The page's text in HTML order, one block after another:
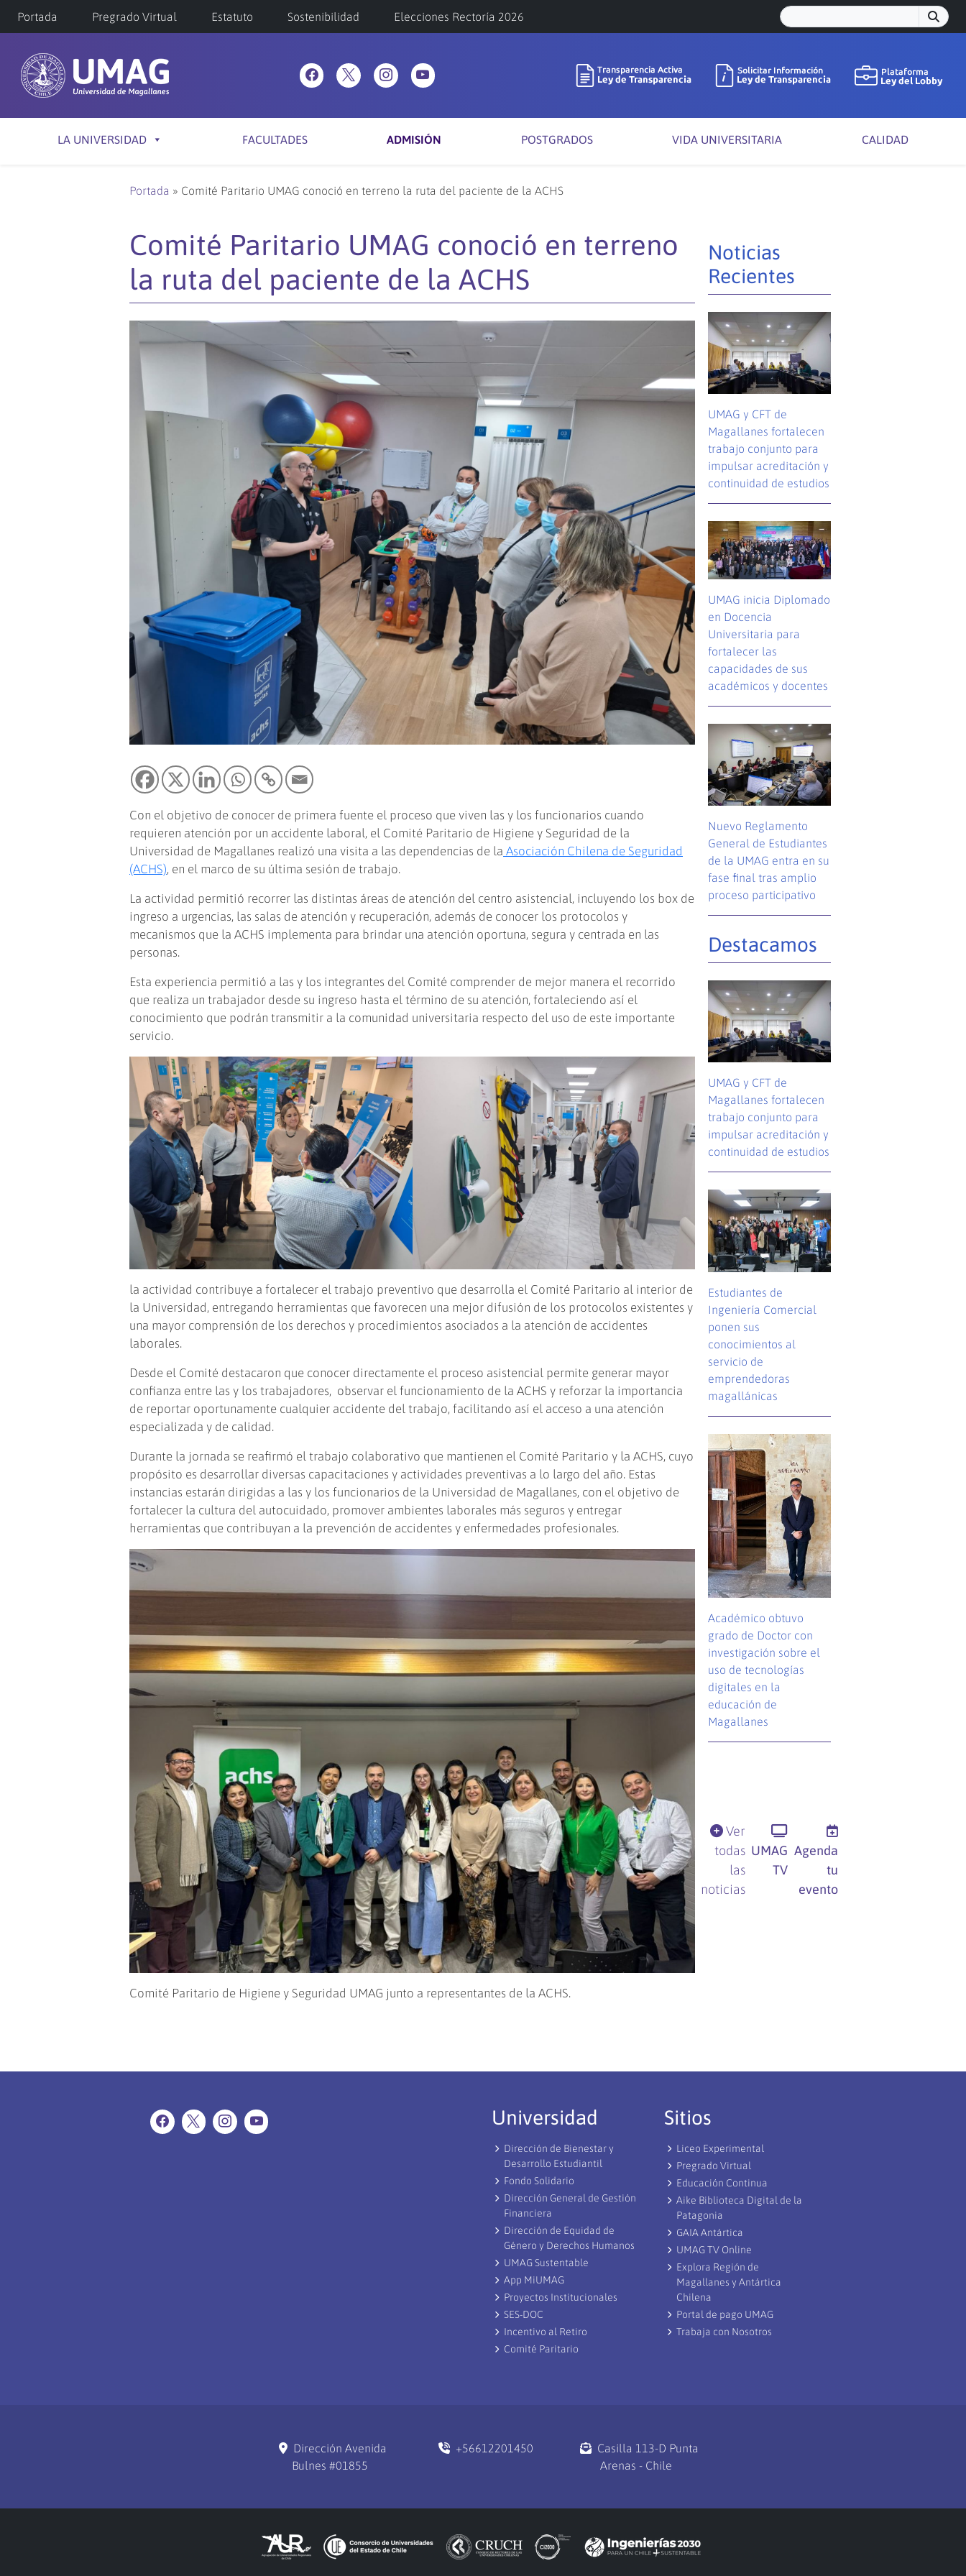
Portada Pregrado Virtual Estatuto Sostenibilidad Elecciones Rectoría 2026
LA UNIVERSIDAD FACULTADES ADMISIÓN POSTGRADOS VIDA UNIVERSITARIA CALIDAD
Portada » Comité Paritario UMAG conoció en terreno la ruta del paciente de la ACHS
Comité Paritario UMAG conoció en terreno
la ruta del paciente de la ACHS
Con el objetivo de conocer de primera fuente el proceso que viven las y los funcionarios cuando
requieren atención por un accidente laboral, el Comité Paritario de Higiene y Seguridad de la
Universidad de Magallanes realizó una visita a las dependencias de la Asociación Chilena de Seguridad
(ACHS), en el marco de su última sesión de trabajo.
La actividad permitió recorrer las distintas áreas de atención del centro asistencial, incluyendo los box de
ingreso a urgencias, las salas de atención y recuperación, además de conocer los protocolos y
mecanismos que la ACHS implementa para brindar una atención oportuna, segura y centrada en las
personas.
Esta experiencia permitió a las y los integrantes del Comité comprender de mejor manera el recorrido
que realiza un trabajador desde su ingreso hasta el término de su atención, fortaleciendo así el
conocimiento que podrán transmitir a la comunidad universitaria respecto del uso de este importante
servicio.
la actividad contribuye a fortalecer el trabajo preventivo que desarrolla el Comité Paritario al interior de
la Universidad, entregando herramientas que favorecen una mejor difusión de los protocolos existentes y
una mayor comprensión de los derechos y procedimientos asociados a la atención de accidentes
laborales.
Desde el Comité destacaron que conocer directamente el proceso asistencial permite generar mayor
confianza entre las y los trabajadores, observar el funcionamiento de la ACHS y reforzar la importancia
de reportar oportunamente cualquier accidente del trabajo, facilitando así el acceso a una atención
especializada y de calidad.
Durante la jornada se reafirmó el trabajo colaborativo que mantienen el Comité Paritario y la ACHS, cuyo
propósito es desarrollar diversas capacitaciones y actividades preventivas a lo largo del año. Estas
instancias estarán dirigidas a las y los funcionarios de la Universidad de Magallanes, con el objetivo de
fortalecer la cultura del autocuidado, promover ambientes laborales más seguros y entregar
herramientas que contribuyan a la prevención de accidentes y enfermedades profesionales.
Comité Paritario de Higiene y Seguridad UMAG junto a representantes de la ACHS.
Noticias
Recientes
UMAG y CFT de
Magallanes fortalecen
trabajo conjunto para
impulsar acreditación y
continuidad de estudios
UMAG inicia Diplomado
en Docencia
Universitaria para
fortalecer las
capacidades de sus
académicos y docentes
Nuevo Reglamento
General de Estudiantes
de la UMAG entra en su
fase final tras amplio
proceso participativo
Destacamos
UMAG y CFT de
Magallanes fortalecen
trabajo conjunto para
impulsar acreditación y
continuidad de estudios
Estudiantes de
Ingeniería Comercial
ponen sus
conocimientos al
servicio de
emprendedoras
magallánicas
Académico obtuvo
grado de Doctor con
investigación sobre el
uso de tecnologías
digitales en la
educación de
Magallanes
Ver
todas
las
noticias
UMAG
TV
Agenda
tu
evento
Universidad
Dirección de Bienestar y
Desarrollo Estudiantil
Fondo Solidario
Dirección General de Gestión
Financiera
Dirección de Equidad de
Género y Derechos Humanos
UMAG Sustentable
App MiUMAG
Proyectos Institucionales
SES-DOC
Incentivo al Retiro
Comité Paritario
Sitios
Liceo Experimental
Pregrado Virtual
Educación Continua
Aike Biblioteca Digital de la
Patagonia
GAIA Antártica
UMAG TV Online
Explora Región de
Magallanes y Antártica
Chilena
Portal de pago UMAG
Trabaja con Nosotros
Dirección Avenida
Bulnes #01855
+56612201450
Casilla 113-D Punta
Arenas - Chile